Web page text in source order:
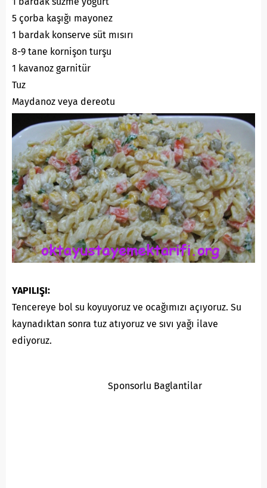
5 çorba kaşığı mayonez
1 bardak konserve süt mısırı
8-9 tane kornişon turşu
1 kavanoz garnitür
Tuz
Maydanoz veya dereotu
YAPILIŞI:
Tencereye bol su koyuyoruz ve ocağımızı açıyoruz. Su
kaynadıktan sonra tuz atıyoruz ve sıvı yağı ilave
ediyoruz.
Sponsorlu Baglantilar